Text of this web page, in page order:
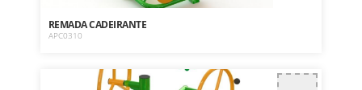
REMADA CADEIRANTE
APC0310